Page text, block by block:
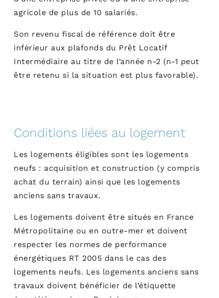
agricole de plus de 10 salariés.
Son revenu fiscal de référence doit être
inférieur aux plafonds du Prêt Locatif
Intermédiaire au titre de l’année n-2 (n-1 peut
être retenu si la situation est plus favorable).
Conditions liées au logement
Les logements éligibles sont les logements
neufs : acquisition et construction (y compris
achat du terrain) ainsi que les logements
anciens sans travaux.
Les logements doivent être situés en France
Métropolitaine ou en outre-mer et doivent
respecter les normes de performance
énergétiques RT 2005 dans le cas des
logements neufs. Les logements anciens sans
travaux doivent bénéficier de l’étiquette